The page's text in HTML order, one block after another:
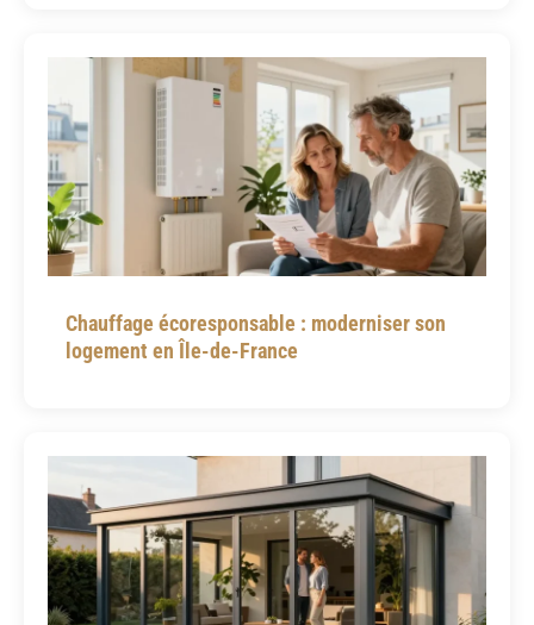
Chauffage écoresponsable : moderniser son
logement en Île-de-France